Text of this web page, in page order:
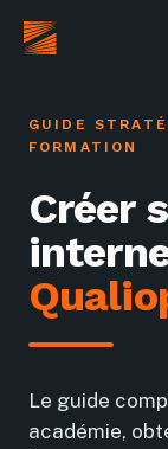
GUIDE
FORMATION
Créer
Le guide
académie,